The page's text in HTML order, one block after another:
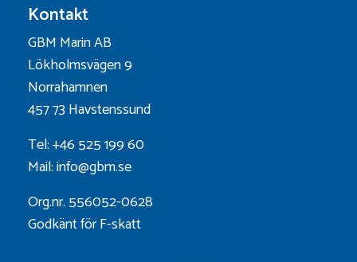
Kontakt
GBM Marin AB
Lökholmsvägen 9
Norrahamnen
457 73 Havstenssund
Tel: +46 525 199 60
Mail: info@gbm.se
Org.nr. 556052-0628
Godkänt för F-skatt